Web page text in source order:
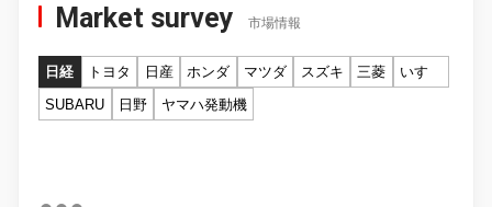
Market survey 市場情報
日経 トヨタ 日産 ホンダ マツダ スズキ 三菱
いすゞ
SUBARU
日野 ヤマハ発動機